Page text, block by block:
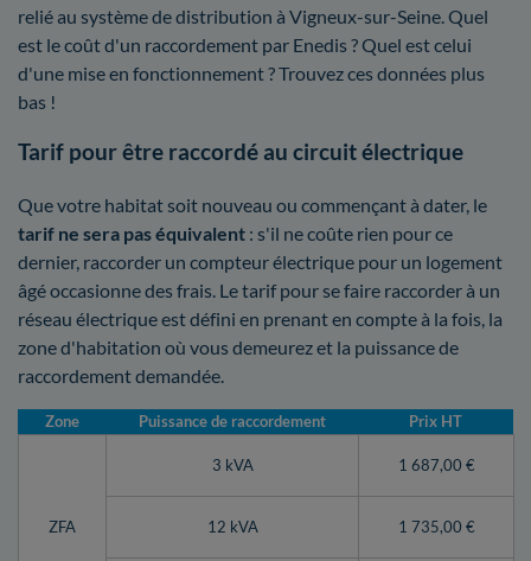
relié au système de distribution à Vigneux-sur-Seine. Quel
est le coût d'un raccordement par Enedis ? Quel est celui
d'une mise en fonctionnement ? Trouvez ces données plus
bas !
Tarif pour être raccordé au circuit électrique
Que votre habitat soit nouveau ou commençant à dater, le
tarif ne sera pas équivalent : s'il ne coûte rien pour ce
dernier, raccorder un compteur électrique pour un logement
âgé occasionne des frais. Le tarif pour se faire raccorder à un
réseau électrique est défini en prenant en compte à la fois, la
zone d'habitation où vous demeurez et la puissance de
raccordement demandée.
Zone Puissance de raccordement Prix HT
ZFA
3 kVA 1 687,00 €
12 kVA 1 735,00 €